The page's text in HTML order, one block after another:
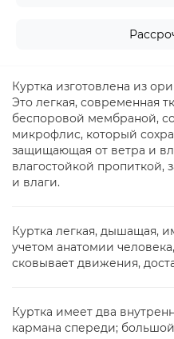
Куртка изготовлена из
Это легкая, современная
беспоровой мембраной,
микрофлис, который
защищающая от ветра и
влагостойкой
и влаги.
Куртка легкая, дышащая,
учетом анатомии
сковывает движения,
Куртка имеет два
кармана спереди;